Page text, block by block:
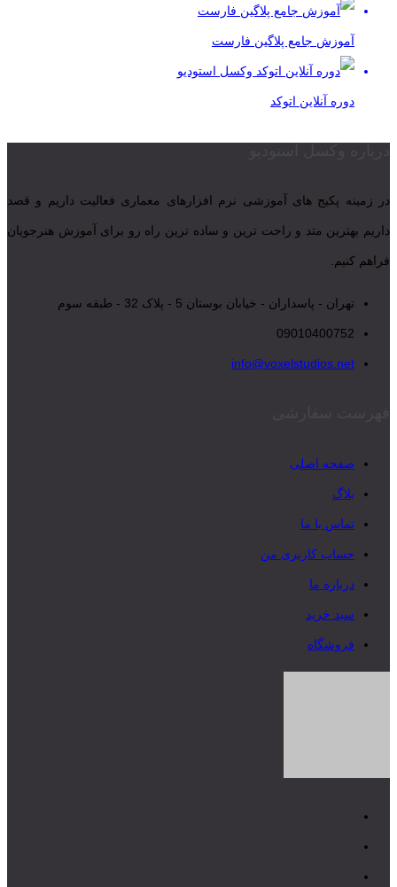
آموزش جامع پلاگین فارست
دوره آنلاین اتوکد
در زمینه پکیج های آموزشی نرم افزارهای معماری فعالیت داریم و قصد
داریم بهترین متد و راحت ترین و ساده ترین راه رو برای آموزش هنرجویان
فراهم کنیم.
تهران - پاسداران - خیابان بوستان 5 - پلاک 32 - طبقه سوم
09010400752
info@voxelstudios.net
صفحه اصلی
بلاگ
تماس با ما
حساب کاربری من
درباره ما
سبد خرید
فروشگاه